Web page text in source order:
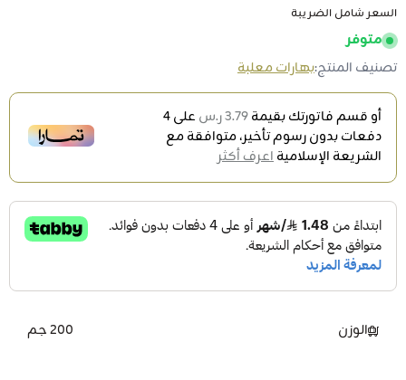
السعر شامل الضريبة
متوفر
تصنيف المنتج:بهارات معلبة
أو قسم فاتورتك بقيمة3.79 ر.س على4
دفعات بدون رسوم تأخير، متوافقة مع
الشريعة الإسلاميةاعرف أكثر
الوزن 200 جم